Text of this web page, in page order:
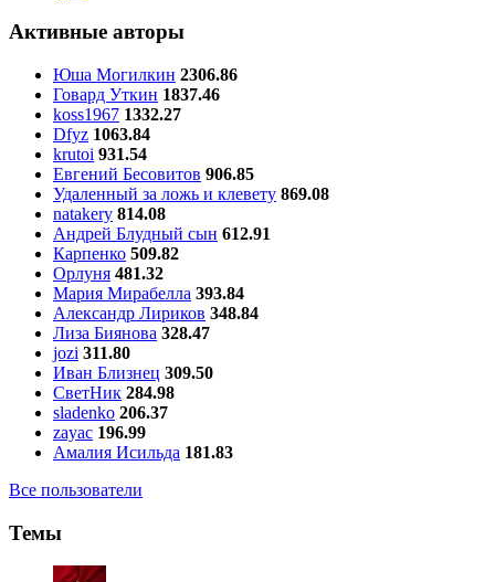
Активные авторы
Юша Могилкин 2306.86
Говард Уткин 1837.46
koss1967 1332.27
Dfyz 1063.84
krutoi 931.54
Евгений Бесовитов 906.85
Удаленный за ложь и клевету 869.08
natakery 814.08
Андрей Блудный сын 612.91
Карпенко 509.82
Орлуня 481.32
Мария Мирабелла 393.84
Александр Лириков 348.84
Лиза Биянова 328.47
jozi 311.80
Иван Близнец 309.50
СветНик 284.98
sladenko 206.37
zayac 196.99
Амалия Исильда 181.83
Все пользователи
Темы